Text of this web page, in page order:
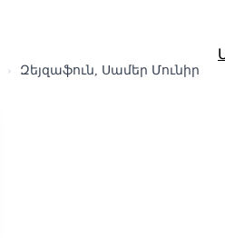
› Զեյզաֆուն, Սամեր Մունիր